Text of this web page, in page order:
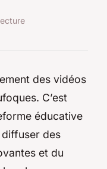
des vidéos
C’est
éducative
des
et du